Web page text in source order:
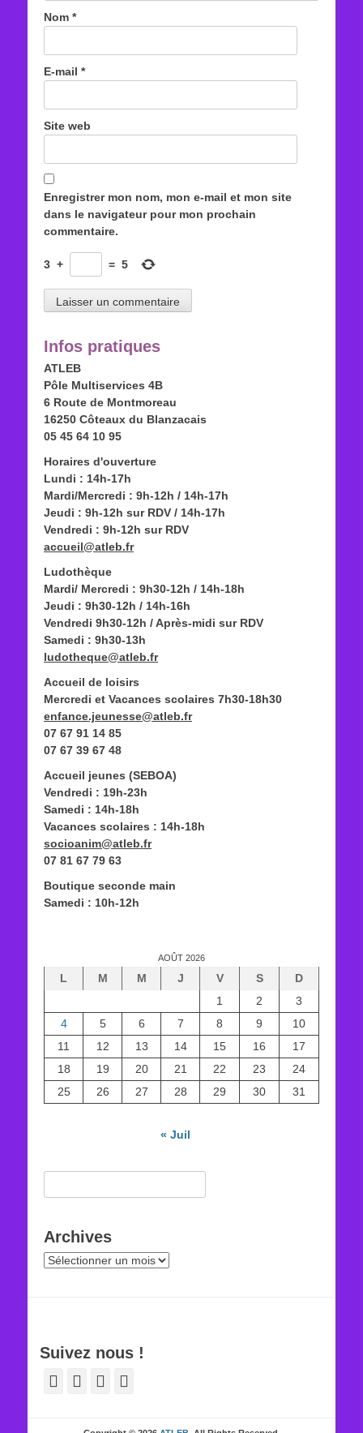
Nom *
E-mail *
Site web
Enregistrer mon nom, mon e-mail et mon site
dans le navigateur pour mon prochain
commentaire.
3 + = 5
Infos pratiques
ATLEB
Pôle Multiservices 4B
6 Route de Montmoreau
16250 Côteaux du Blanzacais
05 45 64 10 95
Horaires d'ouverture
Lundi : 14h-17h
Mardi/Mercredi : 9h-12h / 14h-17h
Jeudi : 9h-12h sur RDV / 14h-17h
Vendredi : 9h-12h sur RDV
accueil@atleb.fr
Ludothèque
Mardi/ Mercredi : 9h30-12h / 14h-18h
Jeudi : 9h30-12h / 14h-16h
Vendredi 9h30-12h / Après-midi sur RDV
Samedi : 9h30-13h
ludotheque@atleb.fr
Accueil de loisirs
Mercredi et Vacances scolaires 7h30-18h30
enfance.jeunesse@atleb.fr
07 67 91 14 85
07 67 39 67 48
Accueil jeunes (SEBOA)
Vendredi : 19h-23h
Samedi : 14h-18h
Vacances scolaires : 14h-18h
socioanim@atleb.fr
07 81 67 79 63
Boutique seconde main
Samedi : 10h-12h
AOÛT 2026
L M M J V S
D
1
2
3
4
5 6 7 8 9
10
11
12 13 14 15 16
17
18
19 20 21 22 23
24
25
26 27 28 29 30 31
« Juil
Archives
Archives
Suivez nous !
FacebookYouTube